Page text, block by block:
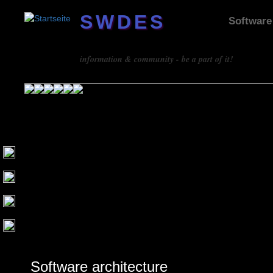
SWDES
information & community - be a part of it!
Software architecture